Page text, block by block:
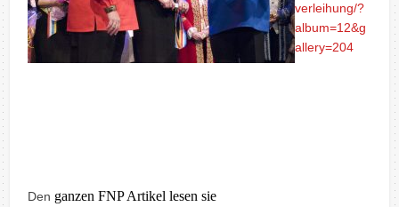
verleihung/?
album=12&g
allery=204
Den ganzen FNP Artikel lesen sie